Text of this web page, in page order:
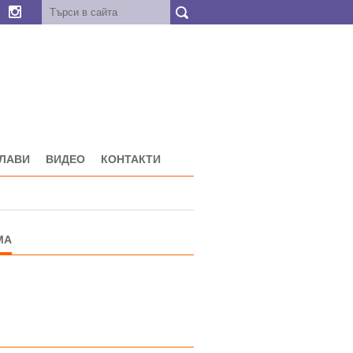
ВИДЕО КОНТАКТИ